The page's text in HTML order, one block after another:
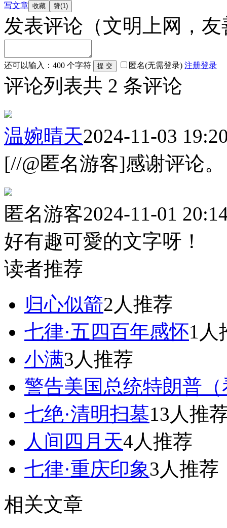
写文章
发表评论 （文明上网，
还可以输入： 400 个字符 匿名(无需登录) 注册登录
评论列表共 2 条评论
温婉晴天2024-11-03
[//@匿名游客]感谢评论。
匿名游客2024-11-01
好有趣可愛的文字呀！
读者推荐
归心似箭2人推荐
七律·五四百年感怀1人
小满3人推荐
警告美国总统特朗普
七绝·清明扫墓13人推
人间四月天4人推荐
七律·重庆印象3人推荐
相关文章